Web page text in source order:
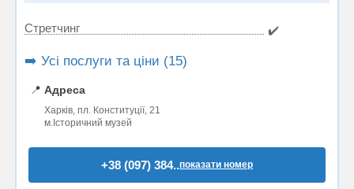
Стретчинг ✔️
➡️ Усі послуги та ціни (15)
📍 Адреса
Харків, пл. Конституції, 21
м.Історичний музей
+38 (097) 384..показати номер